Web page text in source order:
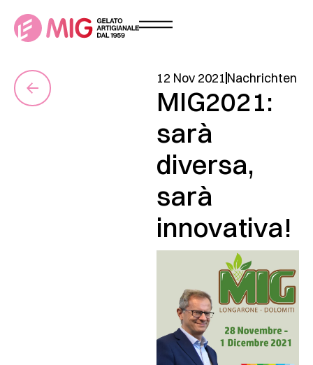
12 Nov 2021 Nachrichten
MIG2021:
sarà
diversa,
sarà
innovativa!